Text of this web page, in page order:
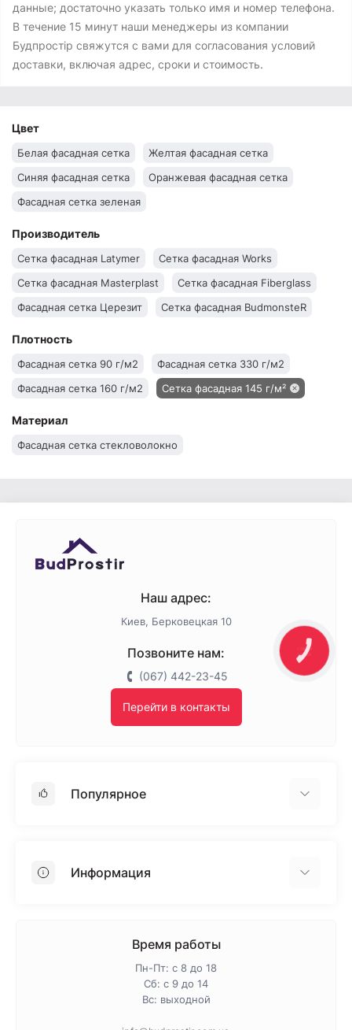
данные; достаточно указать только имя и номер телефона.
В течение 15 минут наши менеджеры из компании
Будпростір свяжутся с вами для согласования условий
доставки, включая адрес, сроки и стоимость.
Цвет
Белая фасадная сетка
Желтая фасадная сетка
Синяя фасадная сетка
Оранжевая фасадная сетка
Фасадная сетка зеленая
Производитель
Сетка фасадная Latymer
Сетка фасадная Works
Сетка фасадная Masterplast
Сетка фасадная Fiberglass
Фасадная сетка Церезит
Сетка фасадная BudmonsteR
Плотность
Фасадная сетка 90 г/м2
Фасадная сетка 330 г/м2
Фасадная сетка 160 г/м2
Сетка фасадная 145 г/м²
Материал
Фасадная сетка стекловолокно
Наш адрес:
Киев, Берковецкая 10
Позвоните нам:
(067) 442-23-45
Перейти в контакты
Популярное
ПенопластИнформация
Политика конфиденциальности
Время работы
Пн-Пт: с 8 до 18
Сб: с 9 до 14
Вс: выходной
КНОПКА
ЗВ'ЯЗКУ